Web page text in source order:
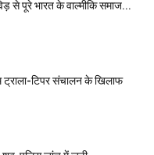
से पूरे भारत के वाल्मीकि समाज...
टिपर संचालन के खिलाफ